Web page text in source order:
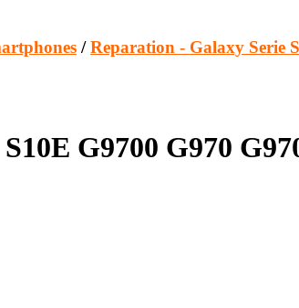
/Reparation - Galaxy Serie S
G9700 G970